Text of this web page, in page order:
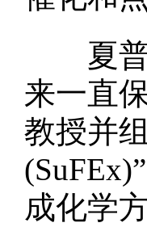
夏普
来一直
教授并
成化学